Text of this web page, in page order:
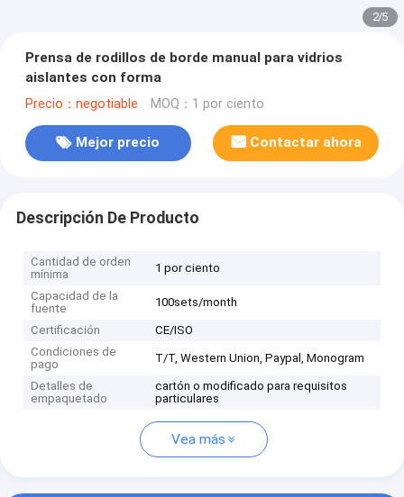
2/5
Prensa de rodillos de borde manual para vidrios
aislantes con forma
Precio：negotiable MOQ：1 por ciento
Mejor precio Contactar ahora
Descripción De Producto
Cantidad de orden
mínima
1 por ciento
Capacidad de la
fuente
100sets/month
Certificación
CE/ISO
Condiciones de
pago
T/T, Western Union, Paypal, Monogram
Detalles de
empaquetado
cartón o modificado para requisitos
particulares
Vea más